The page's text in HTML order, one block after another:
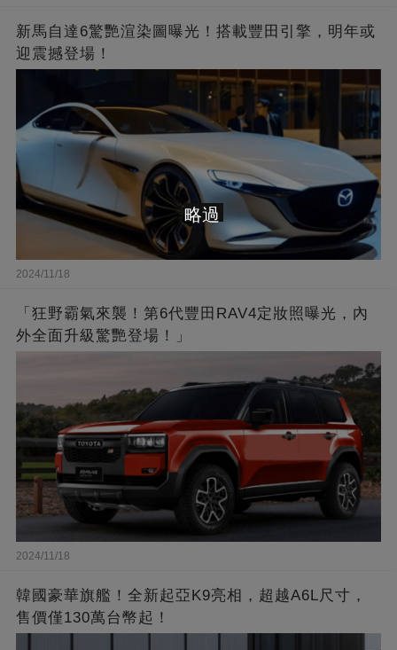
新馬自達6驚艷渲染圖曝光！搭載豐田引擎，明年或
迎震撼登場！
2024/11/18
「狂野霸氣來襲！第6代豐田RAV4定妝照曝光，內
外全面升級驚艷登場！」
2024/11/18
韓國豪華旗艦！全新起亞K9亮相，超越A6L尺寸，
售價僅130萬台幣起！
略過